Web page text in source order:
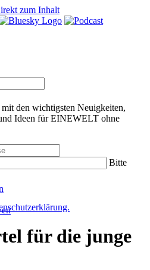
zum Inhalt
den wichtigsten Neuigkeiten,
Ideen für EINEWELT ohne
Bitte
für die junge